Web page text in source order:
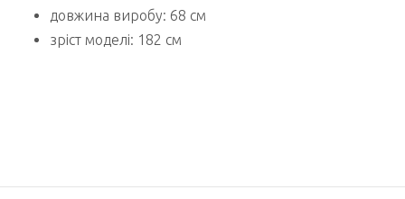
довжина виробу: 68 см
зріст моделі: 182 см